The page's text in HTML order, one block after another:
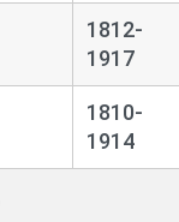
1812-
1917
1810-
1914